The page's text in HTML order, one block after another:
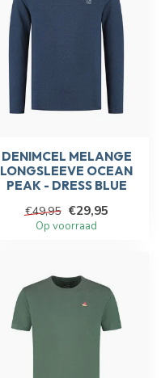
DENIMCEL MELANGE
LONGSLEEVE OCEAN
PEAK - DRESS BLUE
€49,95 €29,95
Op voorraad